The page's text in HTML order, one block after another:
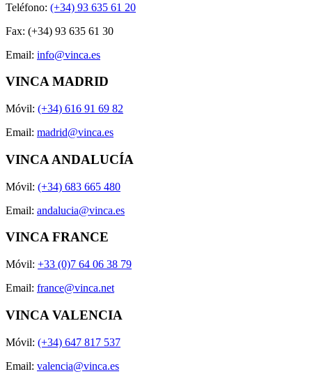
Teléfono: (+34) 93 635 61 20
Fax: (+34) 93 635 61 30
Email: info@vinca.es
VINCA MADRID
Móvil: (+34) 616 91 69 82
Email: madrid@vinca.es
VINCA ANDALUCÍA
Móvil: (+34) 683 665 480
Email: andalucia@vinca.es
VINCA FRANCE
Móvil: +33 (0)7 64 06 38 79
Email: france@vinca.net
VINCA VALENCIA
Móvil: (+34) 647 817 537
Email: valencia@vinca.es